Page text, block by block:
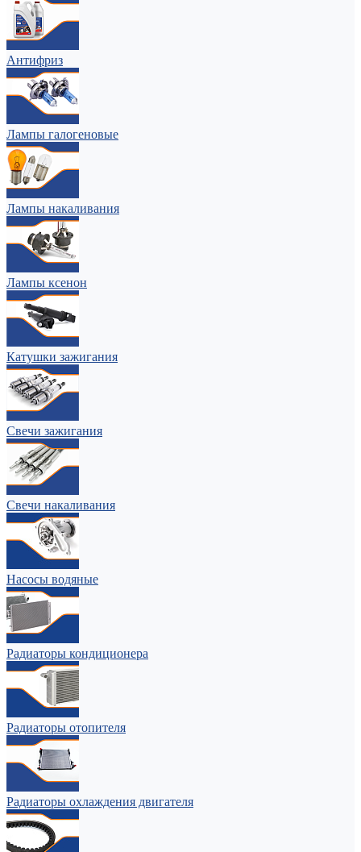
Антифриз
Лампы галогеновые
Лампы накаливания
Лампы ксенон
Катушки зажигания
Свечи зажигания
Свечи накаливания
Насосы водяные
Радиаторы кондиционера
Радиаторы отопителя
Радиаторы охлаждения двигателя